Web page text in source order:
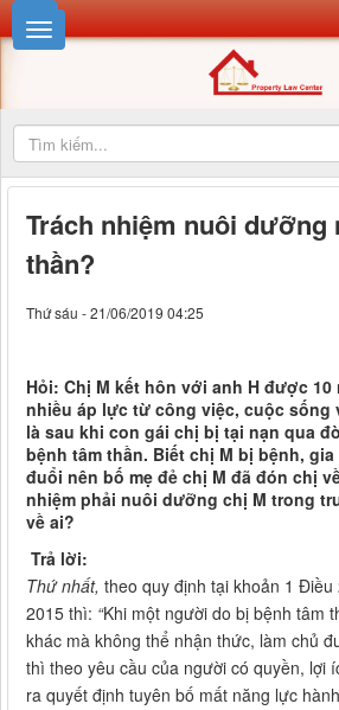
Trách nhiệm nuôi
thần?
Thứ sáu - 21/06/2019 04:25
Hỏi: Chị M kết hôn với anh H được 10
nhiều áp lực từ công việc, cuộc sống
là sau khi con gái chị bị tại nạn qua
bệnh tâm thần. Biết chị M bị bệnh,
đuổi nên bố mẹ đẻ chị M đã đón chị
nhiệm phải nuôi dưỡng chị M trong
về ai?
Trả lời:
Thứ nhất, theo quy định tại khoản 1
2015 thì: “Khi một người do bị bệnh tâm
khác mà không thể nhận thức, làm chủ
thì theo yêu cầu của người có quyền, lợi
ra quyết định tuyên bố mất năng lực